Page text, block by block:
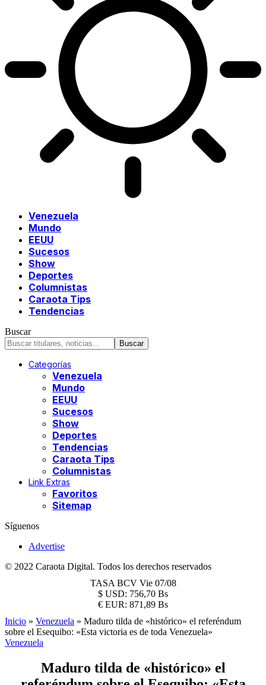
Venezuela
Mundo
EEUU
Sucesos
Show
Deportes
Columnistas
Caraota Tips
Tendencias
Buscar
Categorías
Venezuela
Mundo
EEUU
Sucesos
Show
Deportes
Tendencias
Caraota Tips
Columnistas
Link Extras
Favoritos
Sitemap
Síguenos
Advertise
© 2022 Caraota Digital. Todos los derechos reservados
TASA BCV Vie 07/08
$ USD: 756,70 Bs
€ EUR: 871,89 Bs
Inicio » Venezuela » Maduro tilda de «histórico» el referéndum
sobre el Esequibo: «Esta victoria es de toda Venezuela»
Venezuela
Maduro tilda de «histórico» el